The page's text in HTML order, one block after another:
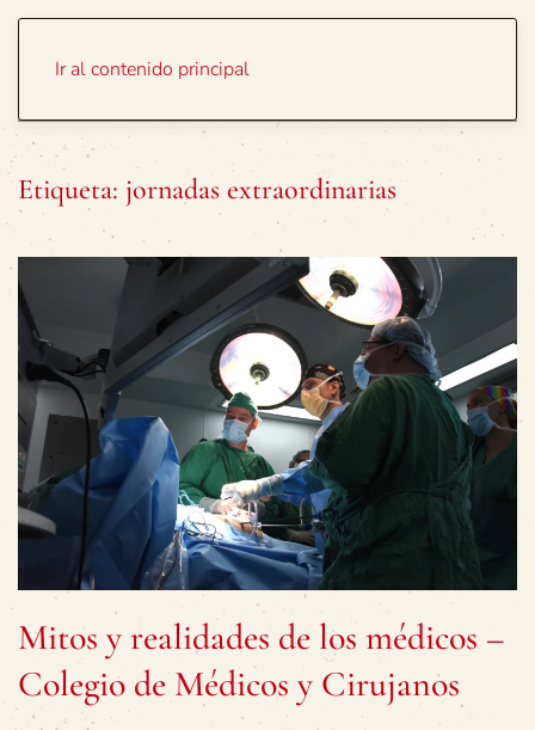
Ir al contenido principal
Etiqueta: jornadas extraordinarias
Mitos y realidades de los médicos –
Colegio de Médicos y Cirujanos